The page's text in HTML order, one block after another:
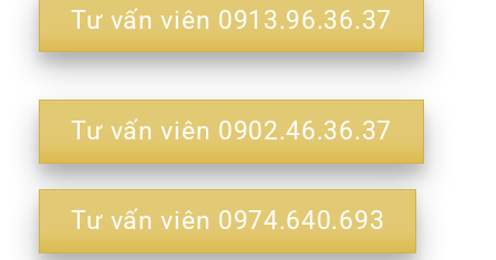
Tư vấn viên 0913.96.36.37
Tư vấn viên 0902.46.36.37
Tư vấn viên 0974.640.693